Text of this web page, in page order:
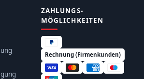
ZAHLUNGS­
MÖGLICHKEITEN
Rechnung (Firmenkunden)